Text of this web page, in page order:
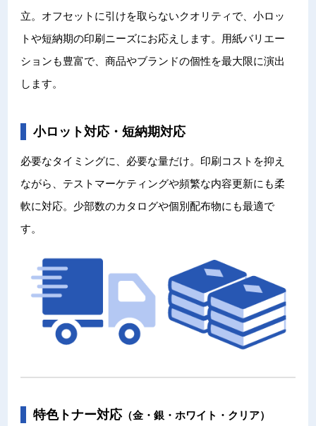
立。オフセットに引けを取らないクオリティで、小ロッ
トや短納期の印刷ニーズにお応えします。用紙バリエー
ションも豊富で、商品やブランドの個性を最大限に演出
します。
小ロット対応・短納期対応
必要なタイミングに、必要な量だけ。印刷コストを抑え
ながら、テストマーケティングや頻繁な内容更新にも柔
軟に対応。少部数のカタログや個別配布物にも最適で
す。
特色トナー対応（金・銀・ホワイト・クリア）